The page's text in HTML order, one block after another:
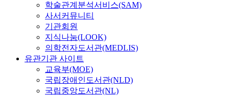
학술관계분석서비스(SAM)
사서커뮤니티
기관회원
지식나눔(LOOK)
의학전자도서관(MEDLIS)
유관기관 사이트
교육부(MOE)
국립장애인도서관(NLD)
국립중앙도서관(NL)